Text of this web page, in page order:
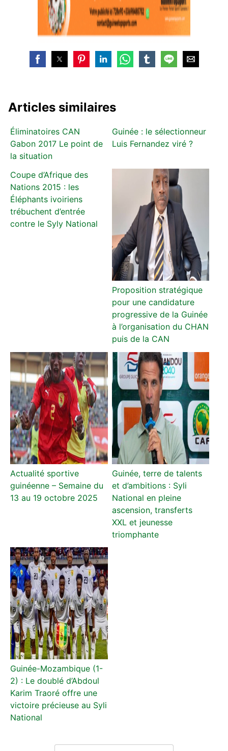
Articles similaires
Éliminatoires CAN
Gabon 2017 Le point de
la situation
Guinée : le sélectionneur
Luis Fernandez viré ?
Coupe d’Afrique des
Nations 2015 : les
Éléphants ivoiriens
trébuchent d’entrée
contre le Syly National
Proposition stratégique
pour une candidature
progressive de la Guinée
à l’organisation du CHAN
puis de la CAN
Actualité sportive
guinéenne – Semaine du
13 au 19 octobre 2025
Guinée, terre de talents
et d’ambitions : Syli
National en pleine
ascension, transferts
XXL et jeunesse
triomphante
Guinée-Mozambique (1-
2) : Le doublé d’Abdoul
Karim Traoré offre une
victoire précieuse au Syli
National